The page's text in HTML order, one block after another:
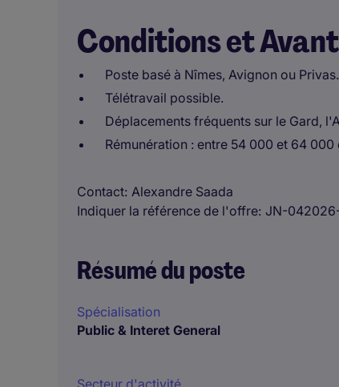
Conditions et
Poste basé à Nîmes, Avignon ou Privas.
Télétravail possible.
Déplacements fréquents sur le Gard,
Rémunération : entre 54 000 et 64
Contact Alexandre Saada
Indiquer la référence de l'offre JN-
Résumé du poste
Spécialisation
Public & Interet General
Secteur d'activité